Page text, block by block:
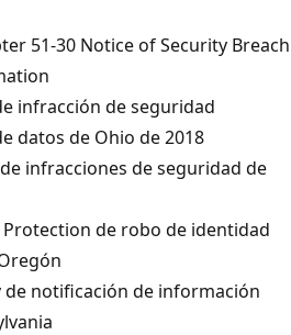
51-30 Notice of Security Breach
infracción de seguridad
datos de Ohio de 2018
infracciones de seguridad de
de robo de identidad
de notificación de información